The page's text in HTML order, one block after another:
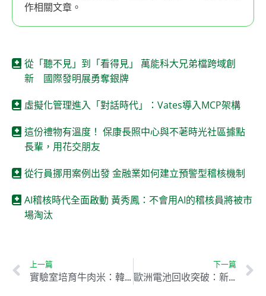
作相關文章。
從「聽不見」到「看得見」 萬能科大兄弟檔跨域創
新 國際發明展勇奪銀牌
虛擬化管理進入「對話時代」：Vates導入MCP架構
這份禮物有溫度！ 保康長照中心與不荖時光社區據點
長輩，用花交朋友
從行員挪用案例出發 金融業如何建立預警型稽核機制
AI稽核時代全面啟動 黃秀鳳：不會用AI的稽核員將被市
場淘汰
上一篇
實驗室培育牛肉米：韓國研究團隊開創未來蛋白質新選擇
下一篇
歐洲電池回收突破：新創公司挑戰中國供應鏈主導地位